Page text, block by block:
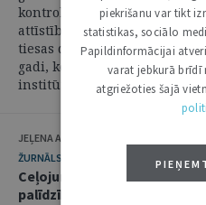
kontroles nozīmi Latvijas kā
attīstībā. Tomēr šogad
tiesas darbā būtisks
gadi, kopš sācis darboties
institūts. Tas ir brīdis, ...
JEĻENA ALFEJEVA
ŽURNĀLS
Ceļojumu apdrošināšanas
palīdzības apdrošināšanas
piekrišanu var tikt
statistikas, sociālo
Papildinformācijai
varat jebkurā brīdī
atgriežoties šajā